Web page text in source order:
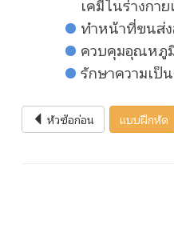
เคมีในร่างกา
ทำหน้าที่ขนส่ง
ควบคุมอุณหภู
รักษาความเป็
หัวข้อก่อน แบบฝึกหัด